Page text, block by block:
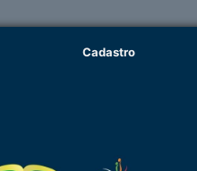
Cadastro